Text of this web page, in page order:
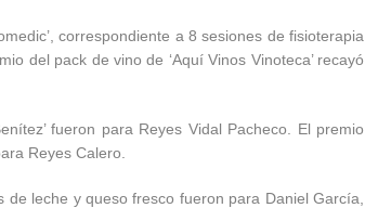
correspondiente a 8 sesiones de fisioterapia
del pack de vino de ‘Aquí Vinos Vinoteca’ recayó
fueron para Reyes Vidal Pacheco. El premio
Reyes Calero.
de leche y queso fresco fueron para Daniel García,